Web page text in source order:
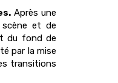
Après une
scène et de
du fond de
par la mise
transitions